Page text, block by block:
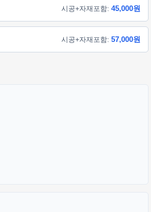
시공+자재포함: 45,000원
시공+자재포함: 57,000원